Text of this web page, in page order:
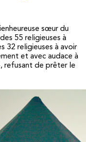
sœur du
55 religieuses à
32 religieuses à avoir
et avec audace à
refusant de prêter le